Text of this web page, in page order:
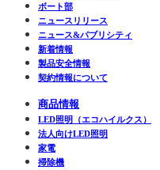
ボート部
ニュースリリース
ニュース&パブリシティ
新着情報
製品安全情報
契約情報について
商品情報
LED照明（エコハイルクス）
法人向けLED照明
家電
掃除機